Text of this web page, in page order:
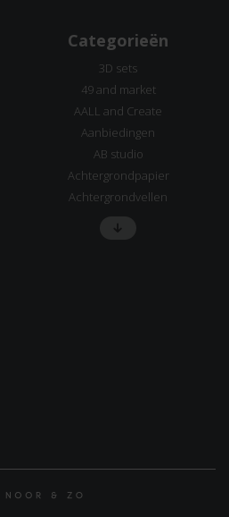
Categorieën
3D sets
49 and market
AALL and Create
Aanbiedingen
AB studio
Achtergrondpapier
Achtergrondvellen